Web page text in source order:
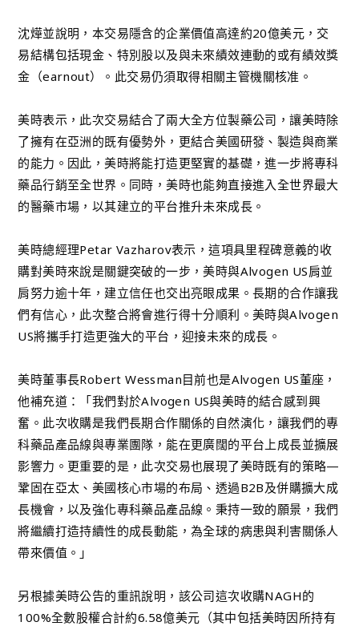
沈燁並說明，本交易隱含的企業價值高達約20億美元，交
易結構包括現金、特別股以及與未來績效連動的或有績效獎
金（earnout）。此交易仍須取得相關主管機關核准。
美時表示，此次交易結合了兩大全方位製藥公司，讓美時除
了擁有在亞洲的既有優勢外，更結合美國研發、製造與商業
的能力。因此，美時將能打造更堅實的基礎，進一步將專科
藥品行銷至全世界。同時，美時也能夠直接進入全世界最大
的醫藥市場，以其建立的平台推升未來成長。
美時總經理Petar Vazharov表示，這項具里程碑意義的收
購對美時來說是關鍵突破的一步，美時與Alvogen US肩並
肩努力逾十年，建立信任也交出亮眼成果。長期的合作讓我
們有信心，此次整合將會進行得十分順利。美時與Alvogen
US將攜手打造更強大的平台，迎接未來的成長。
美時董事長Robert Wessman目前也是Alvogen US董座，
他補充道：「我們對於Alvogen US與美時的結合感到興
奮。此次收購是我們長期合作關係的自然演化，讓我們的專
科藥品產品線與專業團隊，能在更廣闊的平台上成長並擴展
影響力。更重要的是，此次交易也展現了美時既有的策略—
鞏固在亞太、美國核心市場的布局、透過B2B及併購擴大成
長機會，以及強化專科藥品產品線。秉持一致的願景，我們
將繼續打造持續性的成長動能，為全球的病患與利害關係人
帶來價值。」
另根據美時公告的重訊說明，該公司這次收購NAGH的
100%全數股權合計約6.58億美元（其中包括美時因所持有